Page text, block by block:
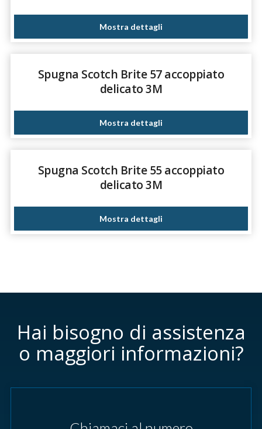
Mostra dettagli
Spugna Scotch Brite 57 accoppiato
delicato 3M
Mostra dettagli
Spugna Scotch Brite 55 accoppiato
delicato 3M
Mostra dettagli
Hai bisogno di assistenza
o maggiori informazioni?